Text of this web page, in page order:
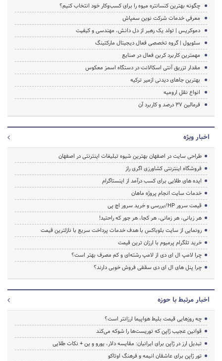
چگونه بهترین کنسانتره میوه را برای کسب‌وکار خود انتخاب کنیم؟
معرفی خدمات شرکت نوین سمپاش
دموکریس | تولد یک رهبر از دل دانش، مهندسی و کیفیت
سئویول | گروه تخصصی فعال دیجیتال مارکتینگ
مهمترین کاربرد کربن فعال در صنایع
مقدار تزریق آنتی اسکالانت در دستگاه اسمز معکوس
بهترین جاهای دیدنی ازمیر ترکیه
انواع نقل ارومیه
فرمالین 37 درصد و کاربرد آن
اخبار ویژه
طراحی سایت در اصفهان بهترین شیوه تبلیغات اینترنتی در اصفهان
فروشگاه اینترنتی کشاورزی اگری راز
ایده های طلایی برای کسب درآمد از اینستاگرام
خدمات سایت انجام پروژه ماهان
قیمت سرور HP/بررسی و خرید سرور اچ پی
هر زبانی، هر زمانی، هر کجا، هر جور که راحتید!
رونمایی از سایت بلوباکس با هدف خدمات پرداخت سریع با نازلترین قیمت
خرید تلگرام پرمیوم با ارزان ترین قیمت
چرا لامپ ال ای دی از لامپ رشته‌ای و کم مصرف بهتر است؟
چرا پنل های ال ای دی سقفی فروش خوبی دارند؟
اخبار مرتبط با حوزه
چه روزهایی قیمت بلیط هواپیما ارزانتر است؟
قوانین عجیب ژاپن که توریست‌ها را شوکه می‌کند
تبدیل ارز در ژاپن برای ایرانیان: مقایسه دلار، یورو و ین + نکات طلایی
تور ژاپن برای عاشقان انیمه و فرهنگ اوتاکو